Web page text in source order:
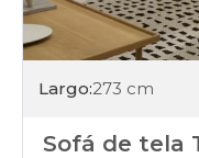
Largo:273 cm
Sofá de tela